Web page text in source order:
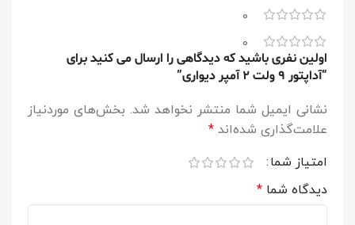
0
0
اولین نفری باشید که دیدگاهی را ارسال می کنید برای
“آداپتور ۹ ولت 2 آمپر دیواری”
نشانی ایمیل شما منتشر نخواهد شد. بخش‌های موردنیاز
علامت‌گذاری شده‌اند *
امتیاز شما
دیدگاه شما *